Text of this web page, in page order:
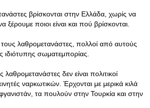
βρίσκονται στην Ελλάδα, χωρίς να
ξέρουμε ποιοι είναι και πού βρίσκονται.
λαθρομετανάστες, πολλοί από αυτούς
ιδιότυπης σωματεμπορίας.
δεν είναι πολιτικοί
ναρκωτικών. Έρχονται με μερικά κιλά
τα πουλούν στην Τουρκία και στην